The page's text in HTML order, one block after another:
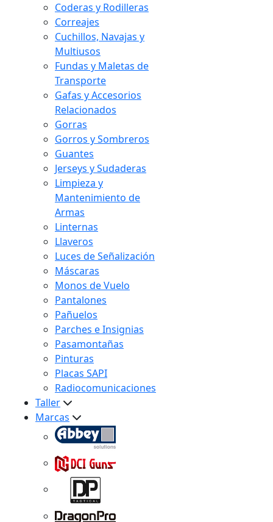
Coderas y Rodilleras
Correajes
Cuchillos, Navajas y
Multiusos
Fundas y Maletas de
Transporte
Gafas y Accesorios
Relacionados
Gorras
Gorros y Sombreros
Guantes
Jerseys y Sudaderas
Limpieza y
Mantenimiento de
Armas
Linternas
Llaveros
Luces de Señalización
Máscaras
Monos de Vuelo
Pantalones
Pañuelos
Parches e Insignias
Pasamontañas
Pinturas
Placas SAPI
Radiocomunicaciones
Taller
Marcas